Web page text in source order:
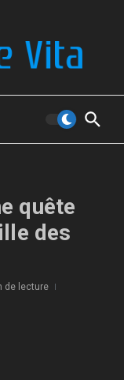
quête
des
de lecture